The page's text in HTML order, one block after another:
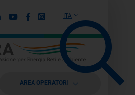
ITA
LinkedinYoutubeFacebook
Instagram
AREA OPERATORI